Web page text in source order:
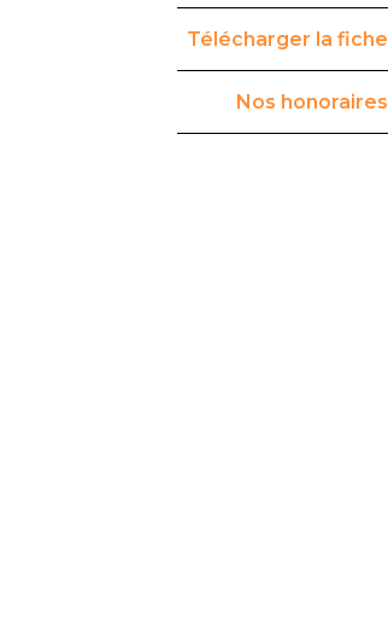
Télécharger la fiche
Nos honoraires